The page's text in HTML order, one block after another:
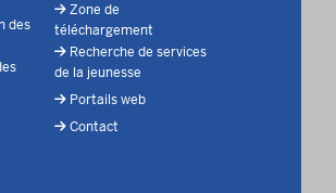
des
Zone de
téléchargement
Recherche de services
de la jeunesse
Portails web
Contact